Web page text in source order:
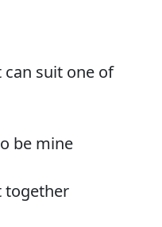
suit one of
be mine
together